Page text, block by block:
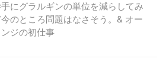
手にグラルギンの単位を減らしてみ
のところ問題はなさそう。& オー
ジの初仕事